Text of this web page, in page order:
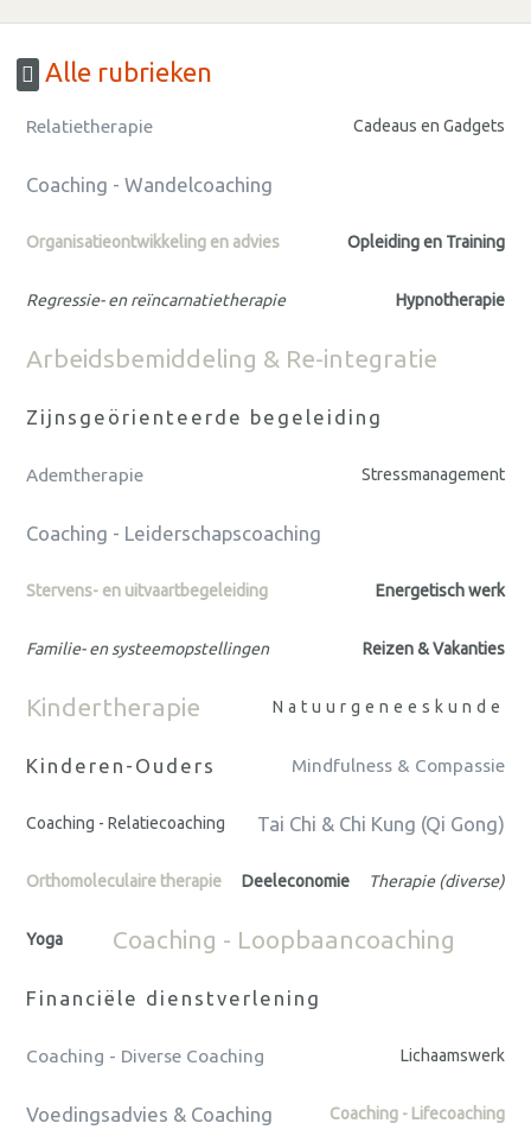
Alle rubrieken
Relatietherapie Cadeaus en Gadgets
Coaching - Wandelcoaching
Organisatieontwikkeling en advies Opleiding en Training
Regressie- en reïncarnatietherapie Hypnotherapie
Arbeidsbemiddeling & Re-integratie
Zijnsgeörienteerde begeleiding
Ademtherapie Stressmanagement
Coaching - Leiderschapscoaching
Stervens- en uitvaartbegeleiding Energetisch werk
Familie- en systeemopstellingen Reizen & Vakanties
Kindertherapie Natuurgeneeskunde
Kinderen-Ouders Mindfulness & Compassie
Coaching - Relatiecoaching Tai Chi & Chi Kung (Qi Gong)
Orthomoleculaire therapie Deeleconomie Therapie (diverse)
Yoga Coaching - Loopbaancoaching
Financiële dienstverlening
Coaching - Diverse Coaching Lichaamswerk
Voedingsadvies & Coaching Coaching - Lifecoaching